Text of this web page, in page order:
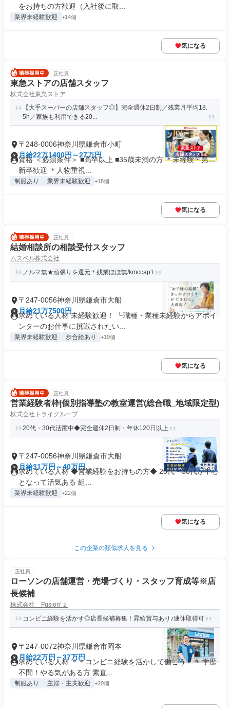
をお持ちの方歓迎（入社後に取...
業界未経験歓迎 +14個
気になる
正社員
東急ストアの店舗スタッフ
株式会社東急ストア
【大手スーパーの店舗スタッフ◎】完全週休2日制／残業月平均18.
5h／家族も利用できる20...
〒248-0006神奈川県鎌倉市小町
月給22万1400円～27万円
資格 ＜必須条件＞ ■高卒以上 ■35歳未満の方 ＊未経験・第二
新卒歓迎 ＊人物重視...
制服あり 業界未経験歓迎 +18個
気になる
正社員
結婚相談所の相談受付スタッフ
ムスベル株式会社
ノルマ無★頑張りを還元＊残業ほぼ無/kmccap1
〒247-0056神奈川県鎌倉市大船
月給21万7500円
求めている人材 未経験歓迎！ ┗職種・業種未経験からアポイ
ンターのお仕事に挑戦されたい...
業界未経験歓迎 歩合給あり +19個
気になる
正社員
営業経験者枠|個別指導塾の教室運営(総合職_地域限定型)
株式会社トライグループ
20代・30代活躍中◆完全週休2日制・年休120日以上
〒247-0056神奈川県鎌倉市大船
月給31万円～40万円
求めている人材 ◆営業経験をお持ちの方◆ 20代・30代が中心
となって活気ある 組...
業界未経験歓迎 +22個
気になる
この企業の類似求人を見る
正社員
ローソンの店舗運営・売場づくり・スタッフ育成等※店
長候補
株式会社 Fusion’ｚ
コンビニ経験を活かす◎店長候補募集！昇給賞与あり♪連休取得可
〒247-0072神奈川県鎌倉市岡本
月給22万円～37万円
求めている人材 ＊＊コンビニ経験を活かして働こう＊＊ 学歴
不問！やる気がある方 素直...
制服あり 主婦・主夫歓迎 +20個